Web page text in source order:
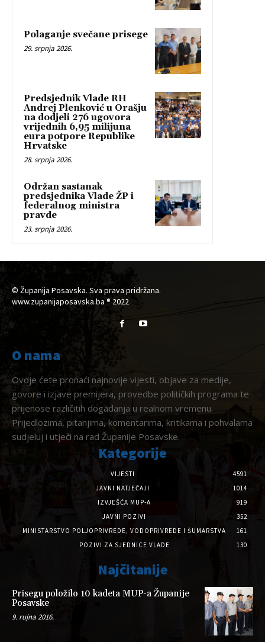
Polaganje svečane prisege
29. srpnja 2026.
Predsjednik Vlade RH
Andrej Plenković u Orašju
na dodjeli 276 ugovora
vrijednih 6,95 milijuna
eura potpore Republike
Hrvatske
28. srpnja 2026.
Održan sastanak
predsjednika Vlade ŽP i
federalnog ministra
pravde
23. srpnja 2026.
© Županija Posavska. Sva prava pridržana.
www.zupanijaposavska.ba ® 2022
O nama
Ovdje ćete pronaći najnovije vijesti, objave za medije,
govore i izjave premijera, provedbe političkih programa te
prijenose različitih događanja u realnom vremenu.
Prijedlozima, pitanjima, komentarima, kritikama i pohvalama
sudjeluj i utječi na rad Županije Posavske.
Kategorije
VIJESTI
4591
JAVNI NATJEČAJI
1014
IZVJEŠĆA MUP-A
919
JAVNI POZIVI
352
MINISTARSTVO POLJOPRIVREDE, VODOPRIVREDE I ŠUMARSTVA
161
POZIVI ZA SJEDNICE VLADE
130
Najčitanije
Prisegu položilo 10 kadeta MUP-a Županije
Posavske
9. rujna 2016.